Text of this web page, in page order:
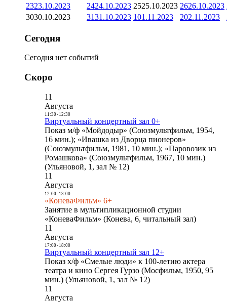
2323.10.2023 2424.10.2023 2525.10.2023 2626.10.2023
3030.10.2023 3131.10.2023 101.11.2023 202.11.2023
Сегодня
Сегодня нет событий
Скоро
11
Августа
11:30- 12:30
Виртуальный концертный зал 0+
Показ м/ф «Мойдодыр» (Союзмультфильм, 1954,
16 мин.); «Ивашка из Дворца пионеров»
(Союзмультфильм, 1981, 10 мин.); «Паровозик из
Ромашкова» (Союзмультфильм, 1967, 10 мин.)
(Ульяновой, 1, зал № 12)
11
Августа
12:00- 13:00
«КоневаФильм» 6+
Занятие в мультипликационной студии
«КоневаФильм» (Конева, 6, читальный зал)
11
Августа
17:00- 18:00
Виртуальный концертный зал 12+
Показ х/ф «Смелые люди» к 100-летию актера
театра и кино Сергея Гурзо (Мосфильм, 1950, 95
мин.) (Ульяновой, 1, зал № 12)
11
Августа